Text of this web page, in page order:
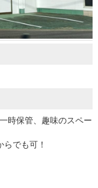
時保管、趣味のスペー
でも可！